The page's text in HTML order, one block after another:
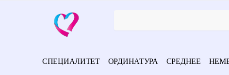
СПЕЦИАЛИТЕТ ОРДИНАТУРА СРЕДНЕЕ